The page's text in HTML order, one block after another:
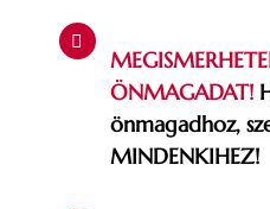
ÖNMAGADAT!
önmagadhoz,
MINDENKIHEZ!